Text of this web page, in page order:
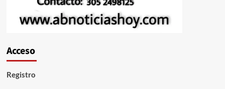
Acceso
Registro